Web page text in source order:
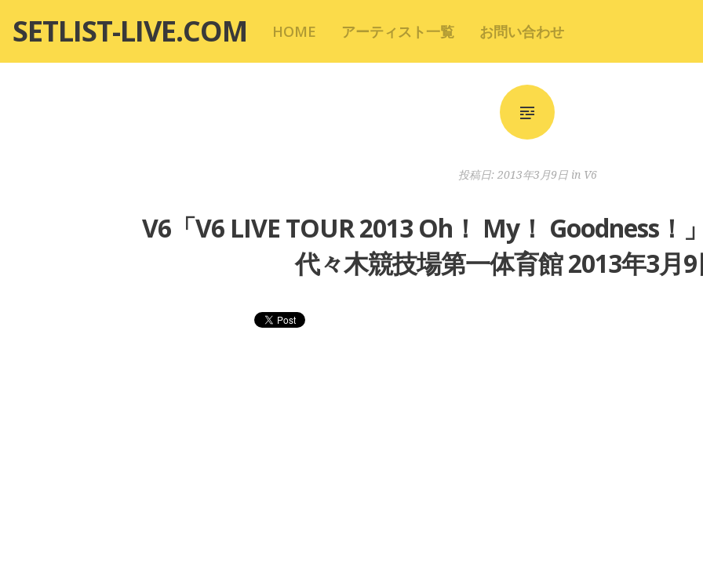
テ
SETLIST-LIVE.COM HOME アーティスト一覧 お問い合わせ
投稿日: 2013年3月9日in V6
V6「V6 LIVE TOUR 2013 Oh！ My！ Goodness！
代々木競技場第一体育館 2013年3月9